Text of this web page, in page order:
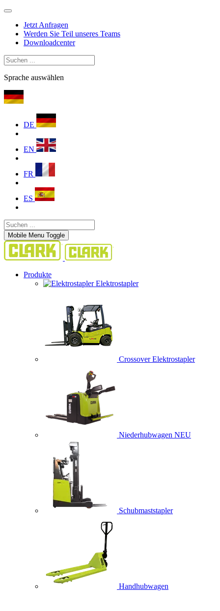
Jetzt Anfragen
Werden Sie Teil unseres Teams
Downloadcenter
Sprache auswählen
DE
EN
FR
ES
Mobile Menu Toggle
Produkte
Elektrostapler
Crossover Elektrostapler
Niederhubwagen NEU
Schubmaststapler
Handhubwagen